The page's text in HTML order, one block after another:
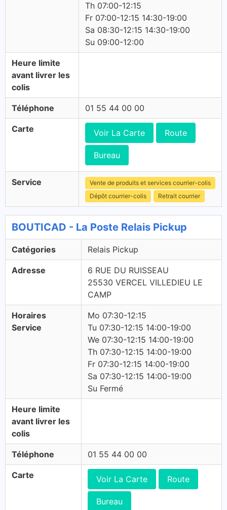
Th 07:00-12:15
Fr 07:00-12:15 14:30-19:00
Sa 08:30-12:15 14:30-19:00
Su 09:00-12:00
Heure limite
avant livrer les
colis
Téléphone 01 55 44 00 00
Carte Voir La Carte Route
Bureau
Service
Vente de produits et services courrier-colis
Dépôt courrier-colis
Retrait courrier
BOUTICAD - La Poste Relais Pickup
Catégories Relais Pickup
Adresse
6 RUE DU RUISSEAU
25530 VERCEL VILLEDIEU LE
CAMP
Horaires
Service
Mo 07:30-12:15
Tu 07:30-12:15 14:00-19:00
We 07:30-12:15 14:00-19:00
Th 07:30-12:15 14:00-19:00
Fr 07:30-12:15 14:00-19:00
Sa 07:30-12:15 14:00-19:00
Su Fermé
Heure limite
avant livrer les
colis
Téléphone 01 55 44 00 00
Carte Voir La Carte Route
Bureau